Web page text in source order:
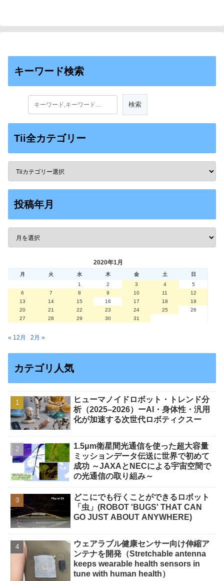
キーワード検索
Tii全カテゴリー
投稿年月
2020年1月
月 火 水 木 金 土
日
1
2 3 4
5
6
7 8 9 10 11
12
13
14 15 16 17 18
19
20
21 22 23 24 25
26
27
28 29 30 31
« 12月 2月 »
カテゴリ人気
ヒューマノイドロボット・トレンド分
析（2025–2026）ーAI・身体性・汎用
化が加速する次世代ロボティクスー
1.5μm衛星間光通信を使った超大容量
ミッションデータ伝送に世界で初めて
成功 ～JAXAとNECによる宇宙空間で
の光通信の取り組み～
どこにでも行くことができるロボット
「虫」(ROBOT 'BUGS' THAT CAN
GO JUST ABOUT ANYWHERE)
ウェアラブル健康センサー向け伸縮ア
ンテナを開発（Stretchable antenna
keeps wearable health sensors in
tune with human health）